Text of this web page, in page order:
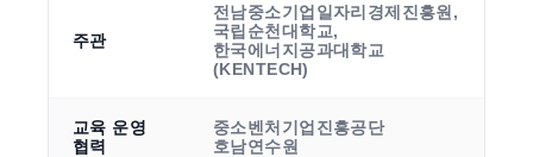
주관
전남중소기업일자리경제진흥원,
국립순천대학교,
한국에너지공과대학교
(KENTECH)
교육 운영
협력
중소벤처기업진흥공단
호남연수원